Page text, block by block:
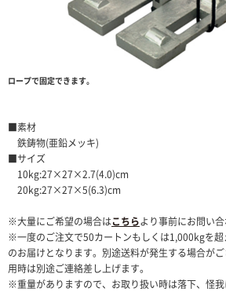
ロープで固定できます。
■素材
鉄鋳物(亜鉛メッキ)
■サイズ
10kg:27×27×2.7(4.0)cm
20kg:27×27×5(6.3)cm
※大量にご希望の場合はこちらより事前にお問い合
※一度のご注文で50カートンもしくは1,000kgを
のお届けとなります。別途送料が発生する場合が
用時は別途ご連絡差し上げます。
※重量がありますので、お取り扱い時は落下、怪我